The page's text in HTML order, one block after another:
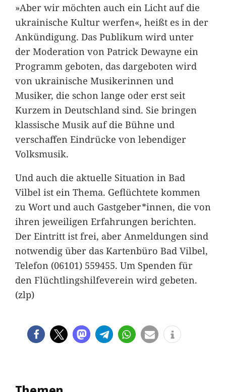
»Aber wir möchten auch ein Licht auf die
ukrainische Kultur werfen«, heißt es in der
Ankündigung. Das Publikum wird unter
der Moderation von Patrick Dewayne ein
Programm geboten, das dargeboten wird
von ukrainische Musikerinnen und
Musiker, die schon lange oder erst seit
Kurzem in Deutschland sind. Sie bringen
klassische Musik auf die Bühne und
verschaffen Eindrücke von lebendiger
Volksmusik.
Und auch die aktuelle Situation in Bad
Vilbel ist ein Thema. Geflüchtete kommen
zu Wort und auch Gastgeber*innen, die von
ihren jeweiligen Erfahrungen berichten.
Der Eintritt ist frei, aber Anmeldungen sind
notwendig über das Kartenbüro Bad Vilbel,
Telefon (06101) 559455. Um Spenden für
den Flüchtlingshilfeverein wird gebeten.
(zlp)